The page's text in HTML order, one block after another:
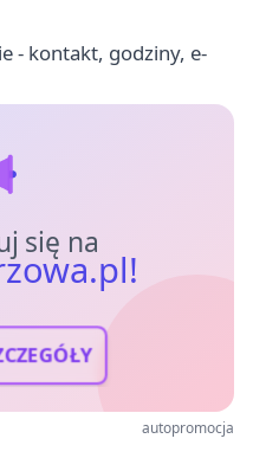
- kontakt, godziny, e-
się na
autopromocja